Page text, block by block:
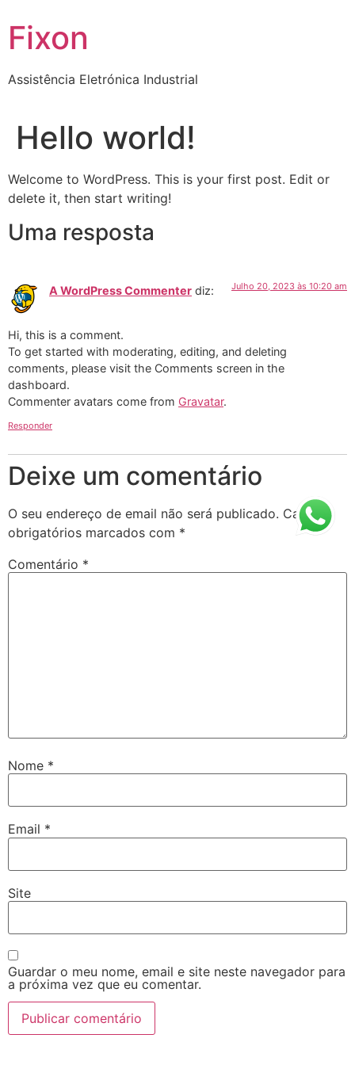
to
content
Fixon
Assistência Eletrónica Industrial
Hello world!
Welcome to WordPress. This is your first post. Edit or
delete it, then start writing!
Uma resposta
A WordPress Commenter diz: Julho 20, 2023 às 10:20 am
Hi, this is a comment.
To get started with moderating, editing, and deleting
comments, please visit the Comments screen in the
dashboard.
Commenter avatars come from Gravatar.
Responder
Deixe um comentário
O seu endereço de email não será publicado. Campos
obrigatórios marcados com *
Comentário *
Nome *
Email *
Site
Guardar o meu nome, email e site neste navegador para
a próxima vez que eu comentar.